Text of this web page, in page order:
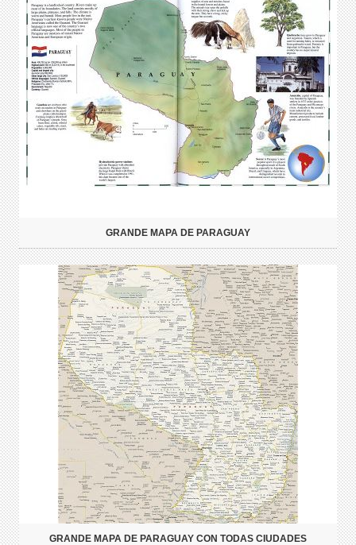
GRANDE MAPA DE PARAGUAY
GRANDE MAPA DE PARAGUAY CON TODAS CIUDADES